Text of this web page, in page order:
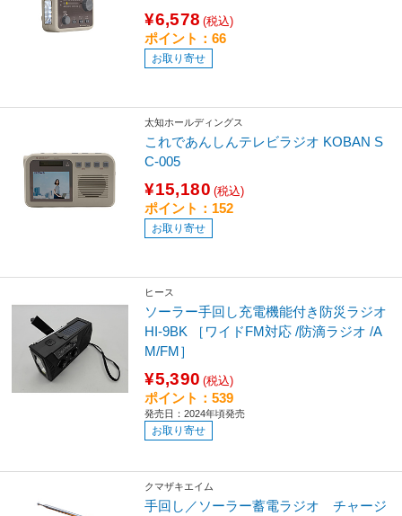
¥6,578 (税込)
ポイント：66
お取り寄せ
太知ホールディングス
これであんしんテレビラジオ KOBAN S
C-005
¥15,180 (税込)
ポイント：152
お取り寄せ
ヒース
ソーラー手回し充電機能付き防災ラジオ
HI-9BK ［ワイドFM対応 /防滴ラジオ /A
M/FM］
¥5,390 (税込)
ポイント：539
発売日：2024年頃発売
お取り寄せ
クマザキエイム
手回し／ソーラー蓄電ラジオ チャージ